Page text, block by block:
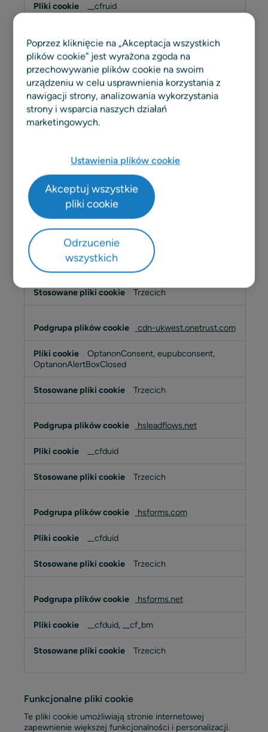
__cfruid
linkedin.com
lidc
onetrust.com
_cfuvid, __cfduid
Trzecich
.vimeo.com
Trzecich
cdn-ukwest.onetrust.com
OptanonConsent, eupubconsent,
OptanonAlertBoxClosed
Trzecich
hsleadflows.net
__cfduid
Trzecich
hsforms.com
__cfduid
Trzecich
hsforms.net
__cfduid, __cf_bm
Trzecich
Funkcjonalne pliki cookie
Te pliki cookie umożliwiają stronie internetowej
zapewnienie większej funkcjonalności i personalizacji.
Poprzez kliknięcie na „Akceptacja wszystkich
plików cookie” jest wyrażona zgoda na
przechowywanie plików cookie na swoim
urządzeniu w celu usprawnienia korzystania z
nawigacji strony, analizowania wykorzystania
strony i wsparcia naszych działań
marketingowych.
Ustawienia plików cookie
Odrzucenie
wszystkich
Akceptuj wszystkie
pliki cookie